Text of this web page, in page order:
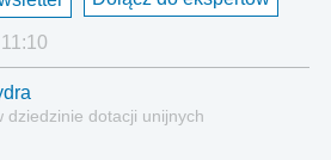
dziedzinie dotacji unijnych